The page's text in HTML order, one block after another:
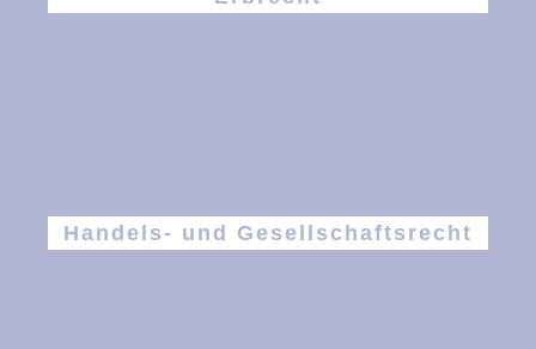
Handels- und Gesellschaftsrecht